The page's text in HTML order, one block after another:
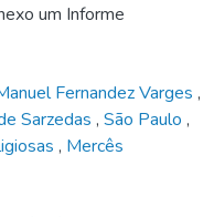
um Informe
Fernandez Varges ,
Sarzedas , São Paulo ,
, Mercês